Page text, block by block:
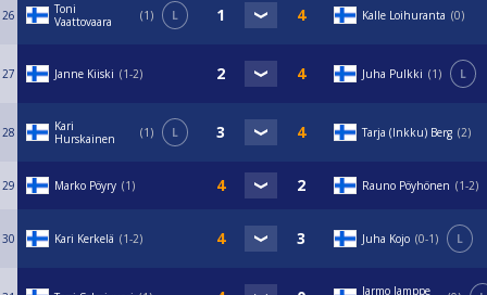
26
Toni
Vaattovaara
1 L Kalle Loihuranta 0
27 Janne Kiiski 1-2 Juha Pulkki 1 L
28
Kari
Hurskainen
1 L Tarja (Inkku) Berg 2
29 Marko Pöyry 1 Rauno Pöyhönen 1-2
30 Kari Kerkelä 1-2 Juha Kojo 0-1 L
Jarmo Jamppe